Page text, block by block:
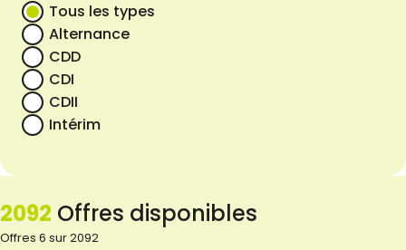
Tous les types
Alternance
CDD
CDI
CDII
Intérim
2092 Offres disponibles
Offres 6 sur 2092